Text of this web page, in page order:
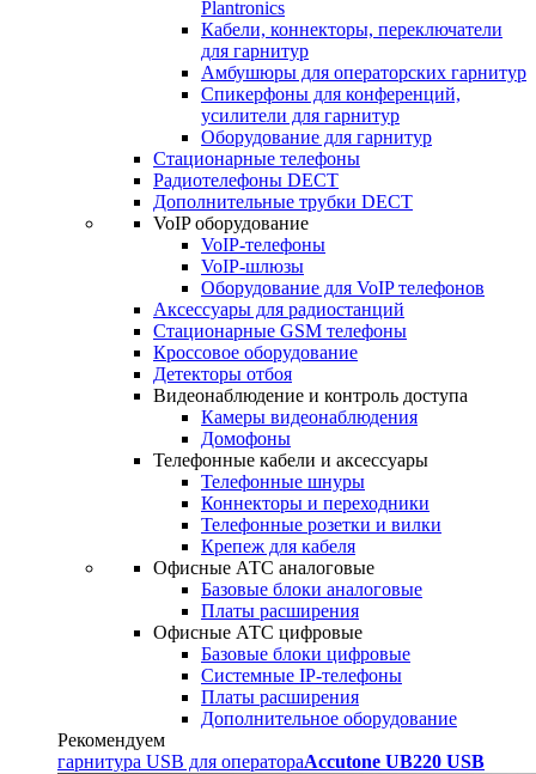
Plantronics
Кабели, коннекторы, переключатели
для гарнитур
Амбушюры для операторских гарнитур
Cпикерфоны для конференций,
усилители для гарнитур
Оборудование для гарнитур
Стационарные телефоны
Радиотелефоны DECT
Дополнительные трубки DECT
VoIP оборудование
VoIP-телефоны
VoIP-шлюзы
Оборудование для VoIP телефонов
Аксессуары для радиостанций
Стационарные GSM телефоны
Кроссовое оборудование
Детекторы отбоя
Видеонаблюдение и контроль доступа
Камеры видеонаблюдения
Домофоны
Телефонные кабели и аксессуары
Телефонные шнуры
Коннекторы и переходники
Телефонные розетки и вилки
Крепеж для кабеля
Офисные АТС аналоговые
Базовые блоки аналоговые
Платы расширения
Офисные АТС цифровые
Базовые блоки цифровые
Системные IP-телефоны
Платы расширения
Дополнительное оборудование
Рекомендуем
гарнитура USB для оператораAccutone UB220 USB